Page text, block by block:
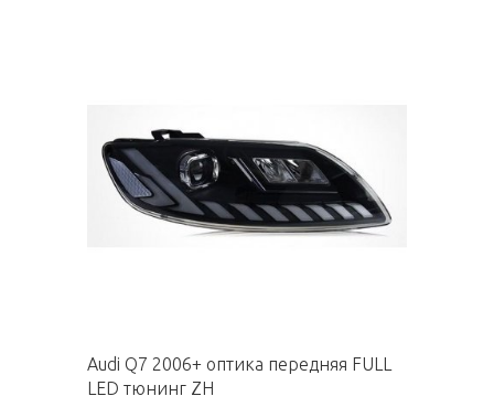
Audi Q7 2006+ оптика передняя FULL
LED тюнинг ZH